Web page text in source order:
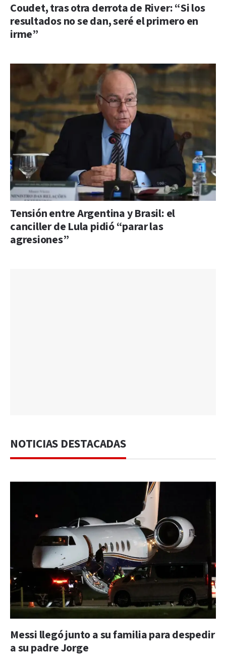
Coudet, tras otra derrota de River: “Si los
resultados no se dan, seré el primero en
irme”
Tensión entre Argentina y Brasil: el
canciller de Lula pidió “parar las
agresiones”
NOTICIAS DESTACADAS
Messi llegó junto a su familia para despedir
a su padre Jorge